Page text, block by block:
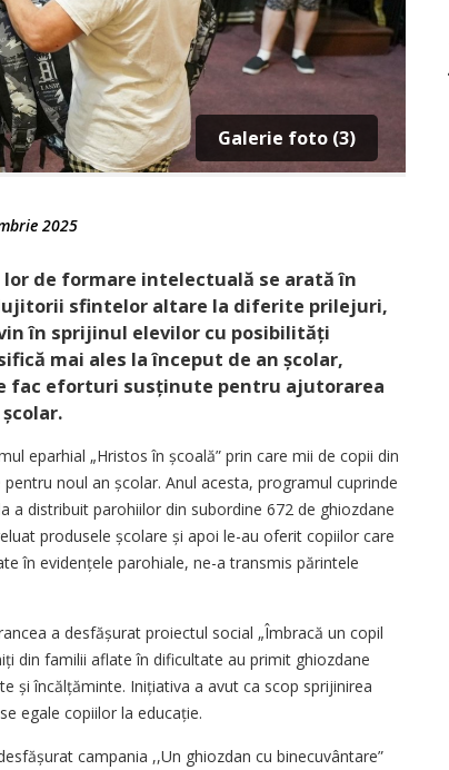
Galerie foto (3)
2025
de formare intelectuală se arată în
sfintelor altare la diferite prilejuri,
în sprijinul elevilor cu posibilități
mai ales la început de an școlar,
fac eforturi susținute pentru ajutorarea
eparhial „Hristos în școală” prin care mii de copii din
noul an școlar. Anul acesta, programul cuprinde
a distribuit parohiilor din subordine 672 de ghiozdane
produsele școlare și apoi le-au oferit copiilor care
în evidențele parohiale, ne-a transmis părintele
a desfășurat proiectul social „Îmbracă un copil
din familii aflate în dificultate au primit ghiozdane
și încălțăminte. Inițiativa a avut ca scop sprijinirea
egale copiilor la educație.
campania ,,Un ghiozdan cu binecuvântare”